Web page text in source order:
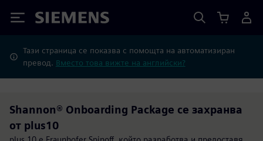
Siemens
Тази страница се показва с помощта на автоматизиран
превод. Вместо това вижте на английски?
Shannon® Onboarding Package се захранва
от plus10